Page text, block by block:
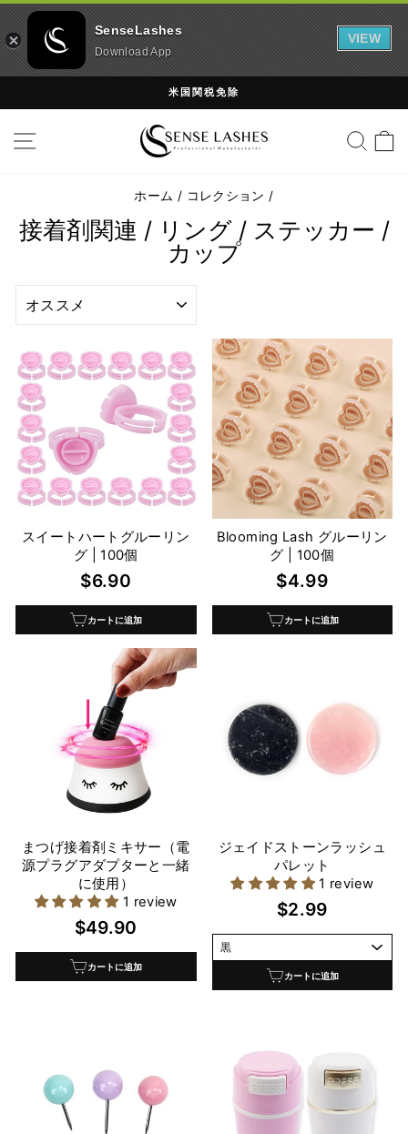
ン
ス
ラ
イ
シ
ー
を
米国関税免除
サイトナビゲーション 検索
ホーム / コレクション /
接着剤関連 / リング / ステッカー /
カップ
べ
替
スイートハートグルーリン
グ | 100個
$6.90
カートに追加
Blooming Lash グルーリン
グ | 100個
$4.99
カートに追加
まつげ接着剤ミキサー（電
源プラグアダプターと一緒
に使用）
1 review
$49.90
カートに追加
ジェイドストーンラッシュ
パレット
1 review
$2.99
カートに追加
SenseLashes
Download App
VIEW